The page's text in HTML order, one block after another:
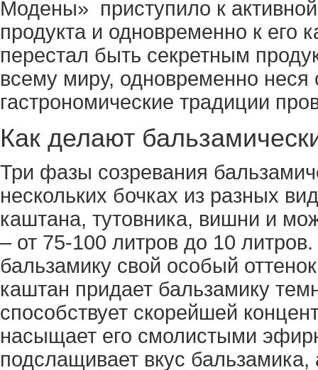
Модены» приступило к
продукта и одновременно к его
перестал быть секретным
всему миру, одновременно неся
гастрономические традиции
Как делают
Три фазы созревания
нескольких бочках из разных
каштана, тутовника, вишни и
– от 75-100 литров до 10
бальзамику свой особый
каштан придает бальзамику
способствует скорейшей
насыщает его смолистыми
подслащивает вкус